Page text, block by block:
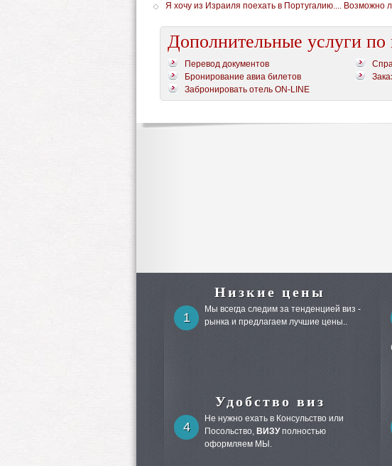
Я хочу из Израиля поехать в Португалию.... Возможно
Дополнительные услуги по
Перевод документов
Бронирование авиа билетов
Забронировать отель ON-LINE
Низкие цены
1
Мы всегда следим за тенденцией виз -
рынка и предлагаем лучшие цены..
Удобство виз
4
Не нужно ехать в Консульство или
Посольство, ВИЗУполностью
оформляем МЫ.